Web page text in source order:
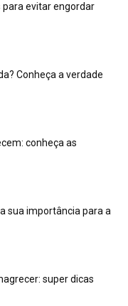
para evitar engordar
Conheça a verdade
conheça as
sua importância para a
super dicas